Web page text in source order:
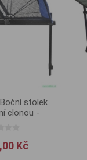
stolek
clonou -
Kč